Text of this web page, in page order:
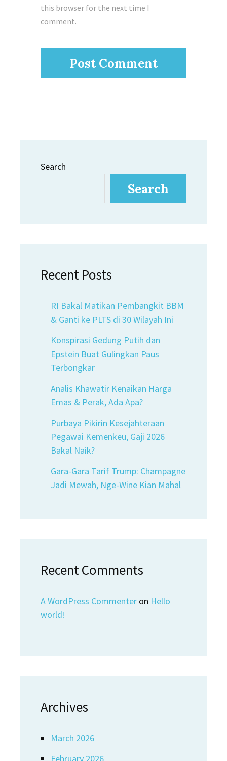
this browser for the next time I
comment.
Search
Search
Recent Posts
RI Bakal Matikan Pembangkit BBM
& Ganti ke PLTS di 30 Wilayah Ini
Konspirasi Gedung Putih dan
Epstein Buat Gulingkan Paus
Terbongkar
Analis Khawatir Kenaikan Harga
Emas & Perak, Ada Apa?
Purbaya Pikirin Kesejahteraan
Pegawai Kemenkeu, Gaji 2026
Bakal Naik?
Gara-Gara Tarif Trump: Champagne
Jadi Mewah, Nge-Wine Kian Mahal
Recent Comments
A WordPress Commenter on Hello
world!
Archives
March 2026